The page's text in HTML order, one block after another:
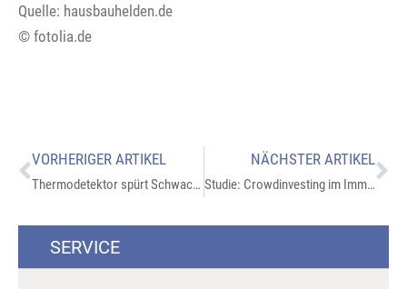
Quelle: hausbauhelden.de
© fotolia.de
VORHERIGER ARTIKEL
Thermodetektor spürt Schwachstellen am Haus auf:
NÄCHSTER ARTIKEL
Studie: Crowdinvesting im Immobiliensektor:
SERVICE